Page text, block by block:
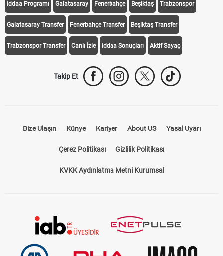
iddaa Programı Galatasaray Fenerbahçe Beşiktaş Trabzonspor
Galatasaray Transfer Fenerbahçe Transfer Beşiktaş Transfer
Trabzonspor Transfer Canlı İzle iddaa Sonuçları Aktif Sayaç
Takip Et
Bize Ulaşın Künye Kariyer About US Yasal Uyarı
Çerez Politikası Gizlilik Politikası
KVKK Aydınlatma Metni Kurumsal